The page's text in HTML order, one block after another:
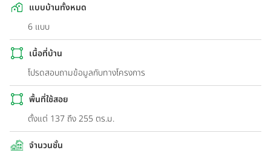
แบบบ้านทั้งหมด
6 แบบ
เนื้อที่บ้าน
โปรดสอบถามข้อมูลกับทางโครงการ
พื้นที่ใช้สอย
ตั้งแต่ 137 ถึง 255 ตร.ม.
จำนวนชั้น